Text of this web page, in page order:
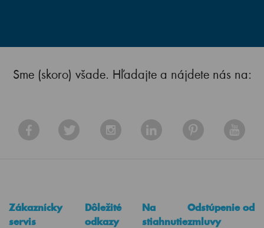
Sme (skoro) všade. Hľadajte a nájdete nás na:
Zákaznícky
servis
Dôležité
odkazy
Na
stiahnutie
Odstúpenie od
zmluvy